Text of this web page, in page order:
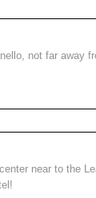
not far away
near to the